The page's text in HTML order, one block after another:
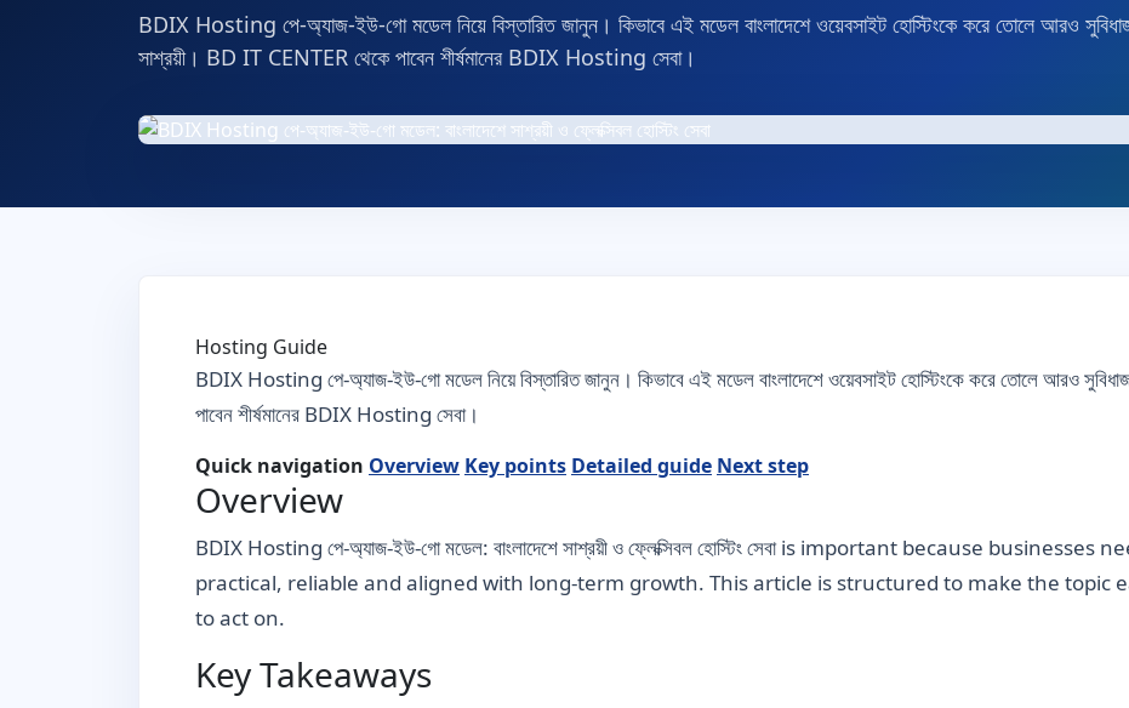
BDIX Hosting পে-অ্যাজ-ইউ-গো মডেল নিয়ে বিস্তারিত জানুন। কিভাবে এই মডেল বাংলাদেশে ওয়েবসাইট হোস্টিংকে করে তোলে আরও
সাশ্রয়ী। BD IT CENTER থেকে পাবেন শীর্ষমানের BDIX Hosting সেবা।
Hosting Guide
BDIX Hosting পে-অ্যাজ-ইউ-গো মডেল নিয়ে বিস্তারিত জানুন। কিভাবে এই মডেল বাংলাদেশে ওয়েবসাইট হোস্টিংকে করে তোলে আরও
পাবেন শীর্ষমানের BDIX Hosting সেবা।
Quick navigation Overview Key points Detailed guide Next step
Overview
BDIX Hosting পে-অ্যাজ-ইউ-গো মডেল: বাংলাদেশে সাশ্রয়ী ও ফ্লেক্সিবল হোস্টিং সেবা is important because
practical, reliable and aligned with long-term growth. This article is structured to make the topic
to act on.
Key Takeaways